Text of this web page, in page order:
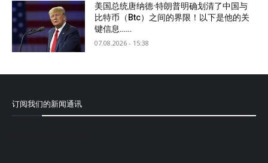
美国总统唐纳德·特朗普明确划清了中国与
比特币（Btc）之间的界限！以下是他的关
键信息……
07.08.2026 - 15:38
订阅我们的新闻通讯